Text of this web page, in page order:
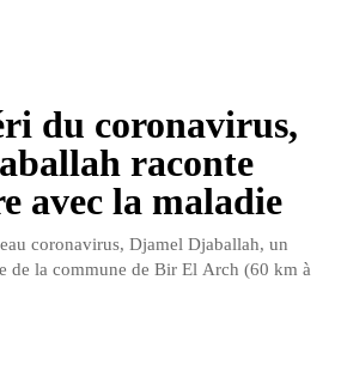
du coronavirus,
raconte
avec la maladie
coronavirus, Djamel Djaballah, un
de la commune de Bir El Arch (60 km à